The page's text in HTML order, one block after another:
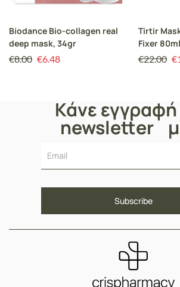
Biodance Bio-collagen real
deep mask, 34gr
€8.00 €6.48
Tirtir
Fixer 80ml
€22.00 €
Κάνε
newsletter